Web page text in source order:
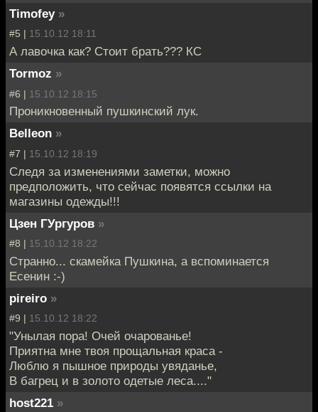
Timofey »
#5 | 15.10.12 18:11
А лавочка как? Стоит брать??? КС
Tormoz »
#6 | 15.10.12 18:15
Проникновенный пушкинский лук.
Belleon »
#7 | 15.10.12 18:19
Следя за изменениями заметки, можно
предположить, что сейчас появятся ссылки на
магазины одежды!!!
Цзен ГУргуров »
#8 | 15.10.12 18:22
Странно... скамейка Пушкина, а вспоминается
Есенин :-)
pireiro »
#9 | 15.10.12 18:22
"Унылая пора! Очей очарованье!
Приятна мне твоя прощальная краса -
Люблю я пышное природы увяданье,
В багрец и в золото одетые леса...."
host221 »